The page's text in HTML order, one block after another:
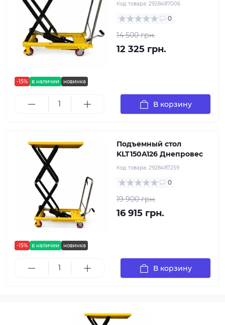
-15% в наличии новинка
Код товара: 2928487006
0
14 500 грн.
12 325 грн.
В корзину
-15% в наличии новинка
Подъемный стол
KLT150A126 Днепровес
Код товара: 2928487259
0
19 900 грн.
16 915 грн.
В корзину